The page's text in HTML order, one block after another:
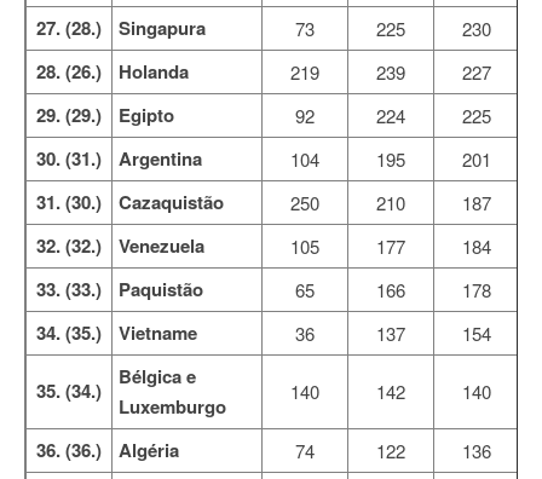
27. (28.) Singapura 73 225 230
28. (26.) Holanda 219 239 227
29. (29.) Egipto 92 224 225
30. (31.) Argentina 104 195 201
31. (30.) Cazaquistão 250 210 187
32. (32.) Venezuela 105 177 184
33. (33.) Paquistão 65 166 178
34. (35.) Vietname 36 137 154
35. (34.)
Bélgica e
Luxemburgo
140 142 140
36. (36.) Algéria 74 122 136